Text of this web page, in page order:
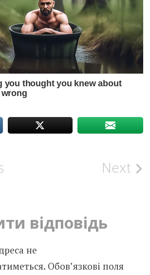
Next
відповідь
не
Обов’язкові поля